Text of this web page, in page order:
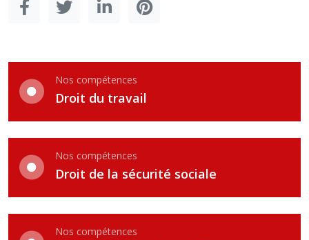
Nos compétences
Droit du travail
Nos compétences
Droit de la sécurité sociale
Nos compétences